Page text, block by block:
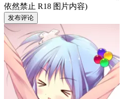
依然禁止 R18 图片内容)
发布评论